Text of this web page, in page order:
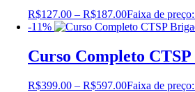
R$127.00 – R$187.00Faixa de
-11%
Curso Completo
R$399.00 – R$597.00Faixa de